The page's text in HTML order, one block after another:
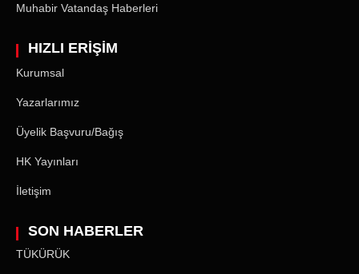
Muhabir Vatandaş Haberleri
HIZLI ERİŞİM
Kurumsal
Yazarlarımız
Üyelik Başvuru/Bağış
HK Yayınları
İletişim
SON HABERLER
TÜKÜRÜK